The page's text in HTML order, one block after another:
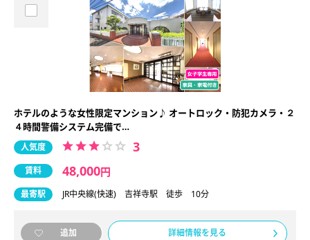
ホテルのような女性限定マンション♪ オートロック・防犯カメラ・２
４時間警備システム完備で…
人気度 3
賃料 48,000円
最寄駅 JR中央線(快速) 吉祥寺駅 徒歩 10分
追加 詳細情報を見る